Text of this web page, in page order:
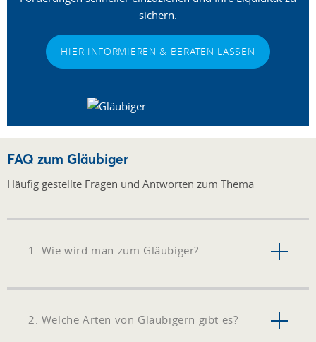
sichern.
HIER INFORMIEREN & BERATEN LASSEN
FAQ zum Gläubiger
Häufig gestellte Fragen und Antworten zum Thema
1. Wie wird man zum Gläubiger?
2. Welche Arten von Gläubigern gibt es?